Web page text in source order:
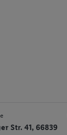
Str. 41, 66839